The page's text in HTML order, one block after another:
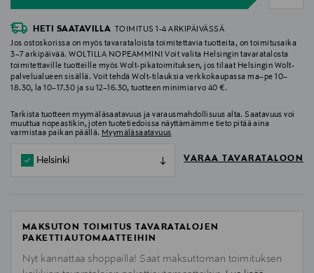
HETI SAATAVILLA
TOIMITUS 1-4 ARKIPÄIVÄSSÄ
Jos ostoskorissa on myös tavarataloista toimitettavia tuotteita, on toimitusaika
3–7 arkipäivää. WOLTILLA NOPEAMMIN! Voit valita Helsingin tavaratalosta
toimitettaville tuotteille myös Wolt-pikatoimituksen, jos tilaat Helsingin Wolt-
palvelualueen sisällä. Voit tehdä Wolt-tilauksia verkkokaupassa ma–pe 10–
18.30, la 10–17.30 ja su 12–16.30, tuotteen minimiarvo 40 €.
Tarkista tuotteen myymäläsaatavuus ja varausmahdollisuus alta. Saatavuus voi
muuttua nopeastikin, joten tuotetiedoissa näyttämämme tieto pitää aina
varmistaa paikan päällä. Myymäläsaatavuus
Helsinki VARAA TAVARATALOON
MAKSUTON TOIMITUS TAVARATALOJEN
PAKETTIAUTOMAATTEIHIN
Nyt kannattaa shoppailla! Saat maksuttoman toimituksen